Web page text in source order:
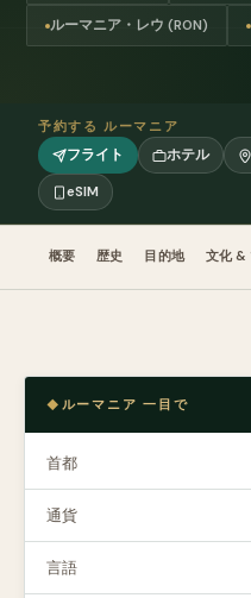
ルーマニア・レウ (RON)
予約する ルーマニア
フライト ホテル
eSIM
概要 歴史 目的地 文化 &
ルーマニア 一目で
首都
通貨
言語